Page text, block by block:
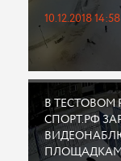
10.12.2018 14:58
В
СПОРТ.РФ